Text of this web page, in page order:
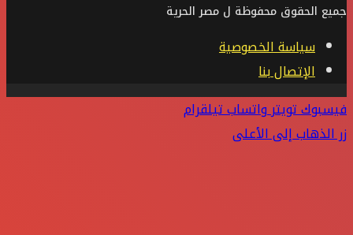
جميع الحقوق محفوظة ل مصر الحرية
سياسة الخصوصية
الإتصال بنا
فيسبوكتويترواتسابتيلقرام
زر الذهاب إلى الأعلى